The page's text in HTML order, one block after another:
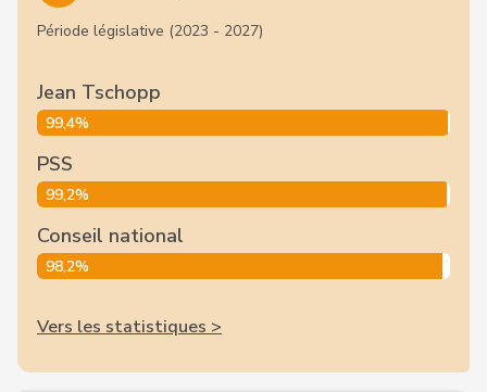
Période législative (2023 - 2027)
Jean Tschopp
99,4%
PSS
99,2%
Conseil national
98,2%
Vers les statistiques >